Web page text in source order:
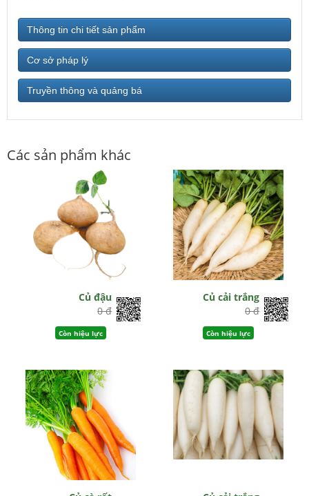
Thông tin chi tiết sản phẩm
Cơ sở pháp lý
Truyền thông và quảng bá
Các sản phẩm khác
Củ đậu
0 đ
Còn hiệu lực
Củ cải trắng
0 đ
Còn hiệu lực